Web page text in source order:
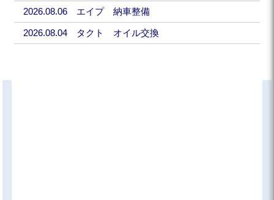
2026.08.06 エイプ 納車整備
2026.08.04 タクト オイル交換